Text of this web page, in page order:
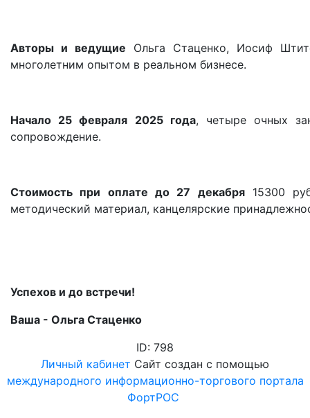
Авторы и ведущие Ольга Стаценко, Иосиф
многолетним опытом в реальном бизнесе.
Начало 25 февраля 2025 года, четыре очных
сопровождение.
Стоимость при оплате до 27 декабря15300
методический материал, канцелярские
Успехов и до встречи!
Ваша - Ольга Стаценко
ID: 798
Личный кабинет Сайт создан с помощью
международного информационно-торгового портала
ФортРОС